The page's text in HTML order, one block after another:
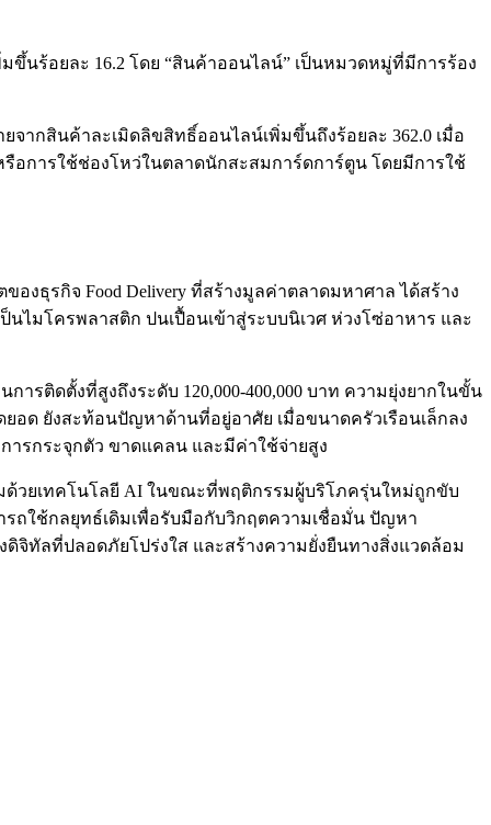
ขึ้นร้อยละ 16.2 โดย “สินค้าออนไลน์” เป็นหมวดหมู่ที่มีการร้อง
ากสินค้าละเมิดลิขสิทธิ์ออนไลน์เพิ่มขึ้นถึงร้อยละ 362.0 เมื่อ
การใช้ช่องโหว่ในตลาดนักสะสมการ์ดการ์ตูน โดยมีการใช้
งธุรกิจ Food Delivery ที่สร้างมูลค่าตลาดมหาศาล ได้สร้าง
ไมโครพลาสติก ปนเปื้อนเข้าสู่ระบบนิเวศ ห่วงโซ่อาหาร และ
ติดตั้งที่สูงถึงระดับ 120,000-400,000 บาท ความยุ่งยากในขั้น
ด ยังสะท้อนปัญหาด้านที่อยู่อาศัย เมื่อขนาดครัวเรือนเล็กลง
ารกระจุกตัว ขาดแคลน และมีค่าใช้จ่ายสูง
ด้วยเทคโนโลยี AI ในขณะที่พฤติกรรมผู้บริโภครุ่นใหม่ถูกขับ
ถใช้กลยุทธ์เดิมเพื่อรับมือกับวิกฤตความเชื่อมั่น ปัญหา
จิทัลที่ปลอดภัยโปร่งใส และสร้างความยั่งยืนทางสิ่งแวดล้อม